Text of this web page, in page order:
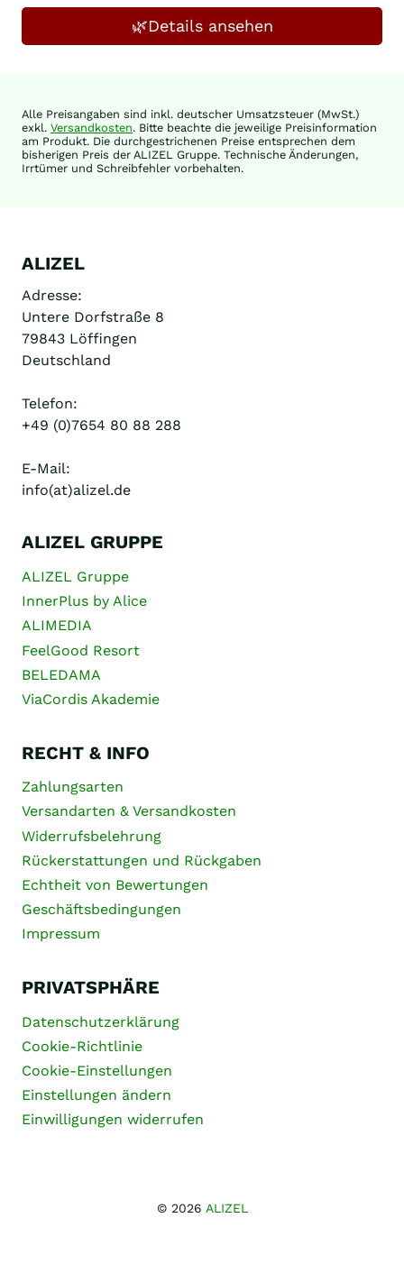
🌿Details ansehen
Alle Preisangaben sind inkl. deutscher Umsatzsteuer (MwSt.)
exkl. Versandkosten. Bitte beachte die jeweilige Preisinformation
am Produkt. Die durchgestrichenen Preise entsprechen dem
bisherigen Preis der ALIZEL Gruppe. Technische Änderungen,
Irrtümer und Schreibfehler vorbehalten.
ALIZEL
Adresse:
Untere Dorfstraße 8
79843 Löffingen
Deutschland
Telefon:
+49 (0)7654 80 88 288
E-Mail:
info(at)alizel.de
ALIZEL GRUPPE
ALIZEL Gruppe
InnerPlus by Alice
ALIMEDIA
FeelGood Resort
BELEDAMA
ViaCordis Akademie
RECHT & INFO
Zahlungsarten
Versandarten & Versandkosten
Widerrufsbelehrung
Rückerstattungen und Rückgaben
Echtheit von Bewertungen
Geschäftsbedingungen
Impressum
PRIVATSPHÄRE
Datenschutzerklärung
Cookie-Richtlinie
Cookie-Einstellungen
Einstellungen ändern
Einwilligungen widerrufen
© 2026 ALIZEL